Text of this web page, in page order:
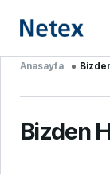
Anasayfa
Bizden